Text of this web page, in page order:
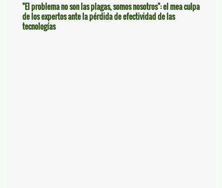
"El problema no son las plagas, somos nosotros": el mea culpa
de los expertos ante la pérdida de efectividad de las
tecnologías